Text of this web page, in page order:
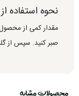
نحوه
مقدار کمی از
صبر کنید. سپس از